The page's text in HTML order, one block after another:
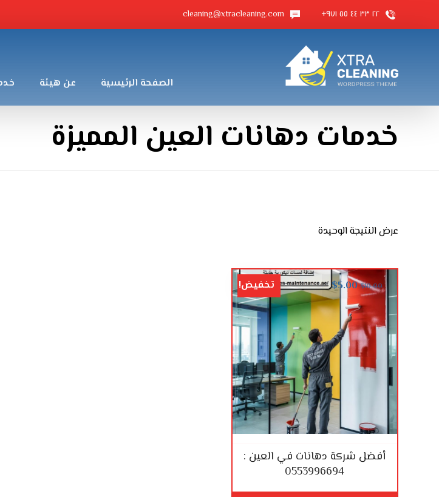
٢٢ ٣٣ ٤٤ ٥٥ ٩٧١+ cleaning@xtracleaning.com
الصفحة الرئيسية عن هيئة
خدمات دهانات العين المميزة
عرض النتيجة الوحيدة
أفضل شركة دهانات في العين :
0553996694
$10.00
$5.00 تخفيض!